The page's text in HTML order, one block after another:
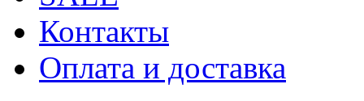
Контакты
Оплата и доставка